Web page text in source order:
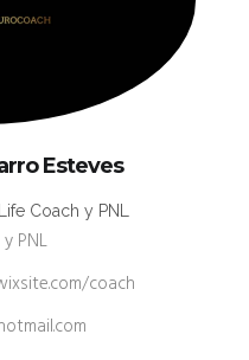
Esteves
Coach y PNL
PNL
coach